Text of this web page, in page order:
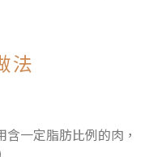
法
一定脂肪比例的肉，